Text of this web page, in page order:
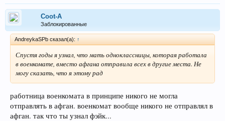
Coot-A
Заблокированные
AndreykaSPb сказал(а): ↑
Спустя годы я узнал, что мать одноклассницы, которая работала
в военкомате, вместо афгана отправила всех в другие места. Не
могу сказать, что я этому рад
работница военкомата в принципе никого не могла
отправлять в афган. военкомат вообще никого не отправлял в
афган. так что ты узнал фэйк...